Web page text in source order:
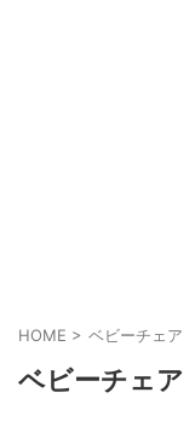
HOME > ベビーチェア
ベビーチェア